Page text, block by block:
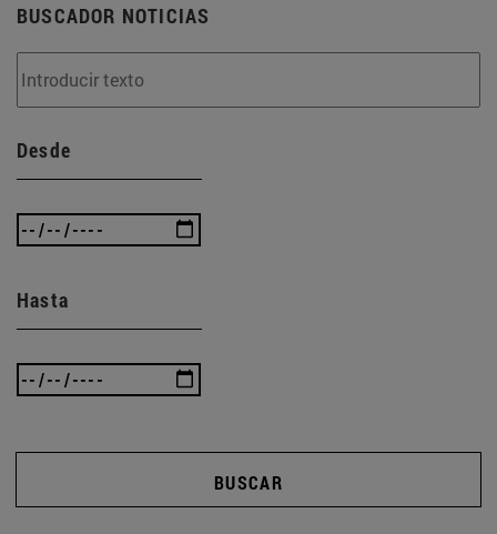
BUSCADOR NOTICIAS
Desde
Hasta
BUSCAR